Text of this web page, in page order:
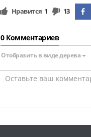
Нравится 1 13
0 Комментариев
Отобразить в виде дерева